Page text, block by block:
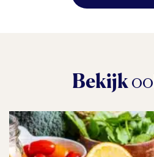
Bekijk